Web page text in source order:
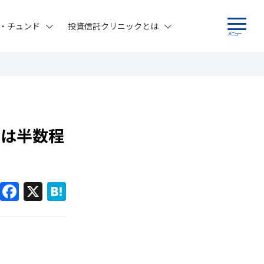
メニュー
チュンド 投資信託クリニックとは
半数程
F X